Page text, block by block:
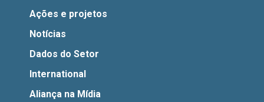
Ações e projetos
Notícias
Dados do Setor
International
Aliança na Mídia